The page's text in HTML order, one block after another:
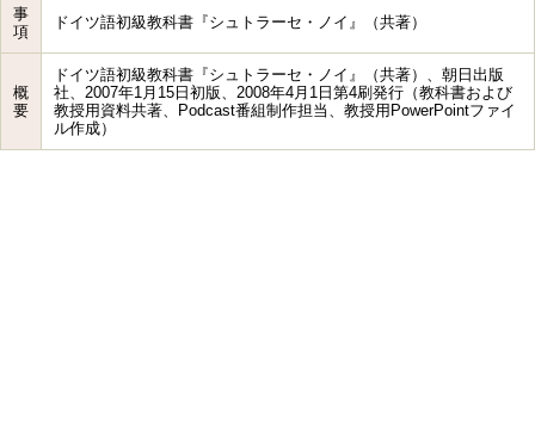
事
項
ドイツ語初級教科書『シュトラーセ・ノイ』（共著）
概
要
ドイツ語初級教科書『シュトラーセ・ノイ』（共著）、朝日出版
社、2007年1月15日初版、2008年4月1日第4刷発行（教科書および
教授用資料共著、Podcast番組制作担当、教授用PowerPointファイ
ル作成）